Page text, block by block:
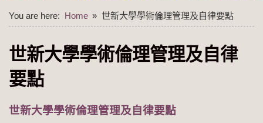
You are here: Home 世新大學學術倫理管理及自律要點
世新大學學術倫理管理及自律
要點
世新大學學術倫理管理及自律要點